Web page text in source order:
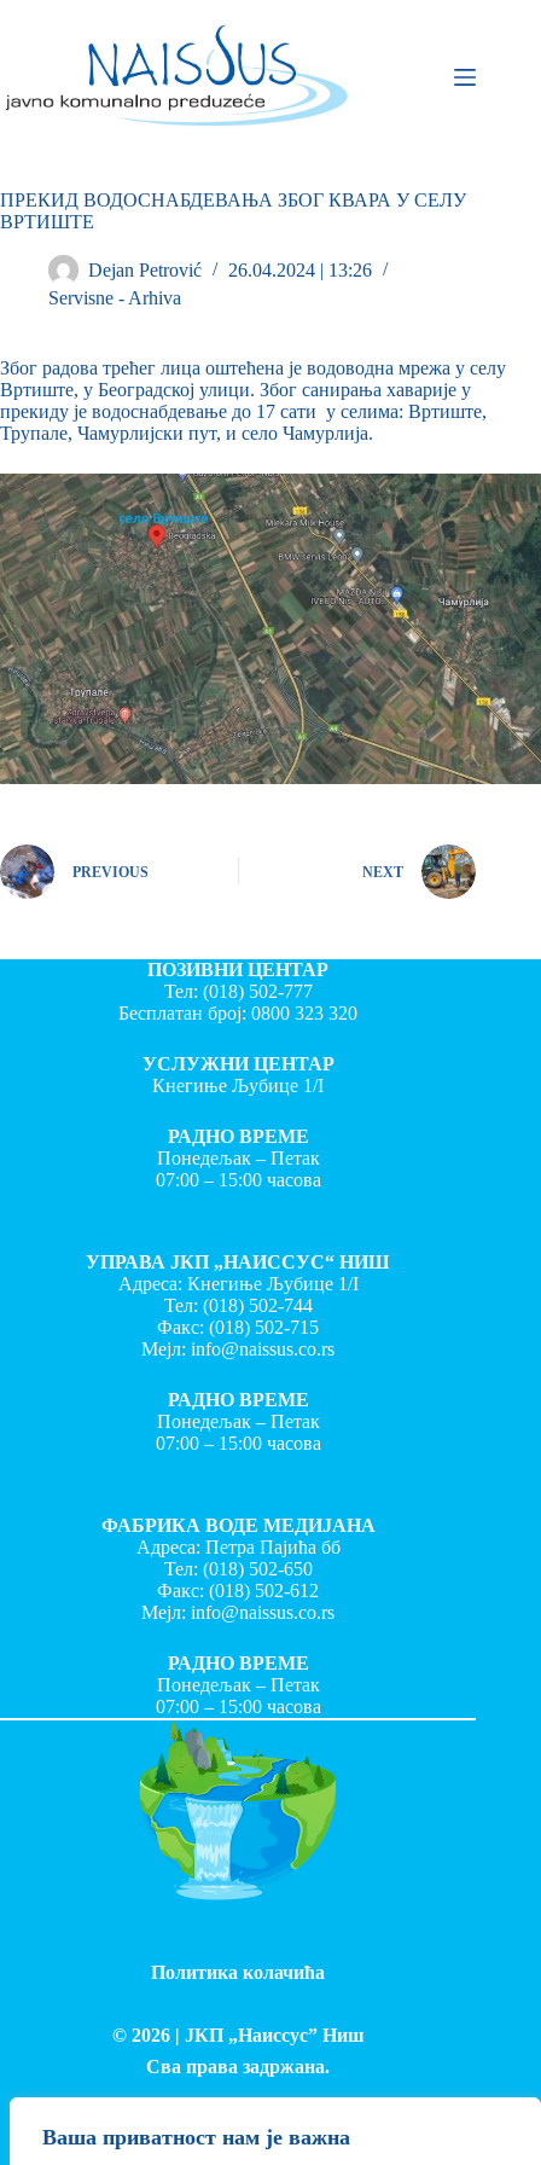
Ваша приватност нам је важна
ПРЕКИД ВОДОСНАБДЕВАЊА ЗБОГ КВАРА У СЕЛУ
ВРТИШТЕ
Dejan Petrović
26.04.2024 | 13:26
Servisne - Arhiva
Због радова трећег лица оштећена је водоводна мрежа у селу
Вртиште, у Београдској улици. Због санирања хаварије у
прекиду је водоснабдевање до 17 сати у селима: Вртиште,
Трупале, Чамурлијски пут, и село Чамурлија.
PREVIOUS NEXT
ПОЗИВНИ ЦЕНТАР
Тел: (018) 502-777
Бесплатан број:0800 323 320
УСЛУЖНИ ЦЕНТАР
Кнегиње Љубице 1/I
РАДНО ВРЕМЕ
Понедељак – Петак
07:00 – 15:00 часова
УПРАВА ЈКП „НАИССУС“ НИШ
Адреса: Кнегиње Љубице 1/I
Тел: (018) 502-744
Факс:(018) 502-715
Мејл:info@naissus.co.rs
РАДНО ВРЕМЕ
Понедељак – Петак
07:00 – 15:00 часова
ФАБРИКА ВОДЕ МЕДИЈАНА
Адреса: Петра Пајића бб
Тел: (018) 502-650
Факс:(018) 502-612
Мејл:info@naissus.co.rs
РАДНО ВРЕМЕ
Понедељак – Петак
07:00 – 15:00 часова
Политика колачића
© 2026 | ЈКП „Наиссус” Ниш
Сва права задржана.
Израда и одржавање сајта - Лука Петровић